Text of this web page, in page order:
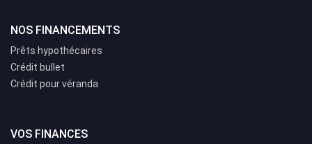
NOS FINANCEMENTS
Prêts hypothécaires
Crédit bullet
Crédit pour véranda
VOS FINANCES